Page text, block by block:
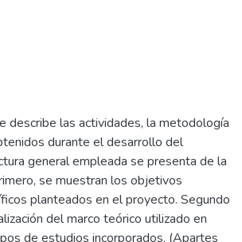
describe las actividades, la metodología
durante el desarrollo del
general empleada se presenta de la
se muestran los objetivos
planteados en el proyecto. Segundo
del marco teórico utilizado en
de estudios incorporados. (Apartes